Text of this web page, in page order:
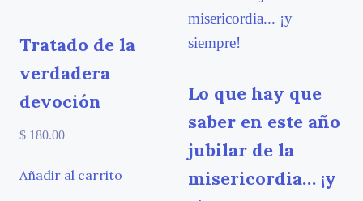
Tratado de la
verdadera
devoción
$ 180.00
Añadir al carrito
Lo que hay que
saber en este año
jubilar de la
misericordia… ¡y